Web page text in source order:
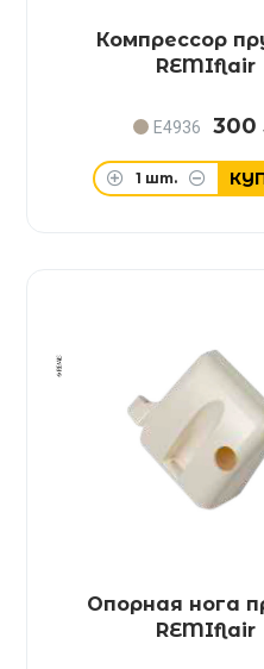
Компрессор
REMIflair
E4936 300
1 шт.
Опорная нога
REMIflair